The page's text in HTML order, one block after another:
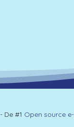
- De #1 Open source